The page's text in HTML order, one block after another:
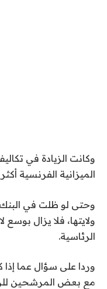
وكانت الزيادة في
الميزانية الفرنسية
وحتى لو ظلت في البنك
ولايتها، فلا يزال
الرئاسية.
وردا على سؤال عما
مع بعض المرشحين